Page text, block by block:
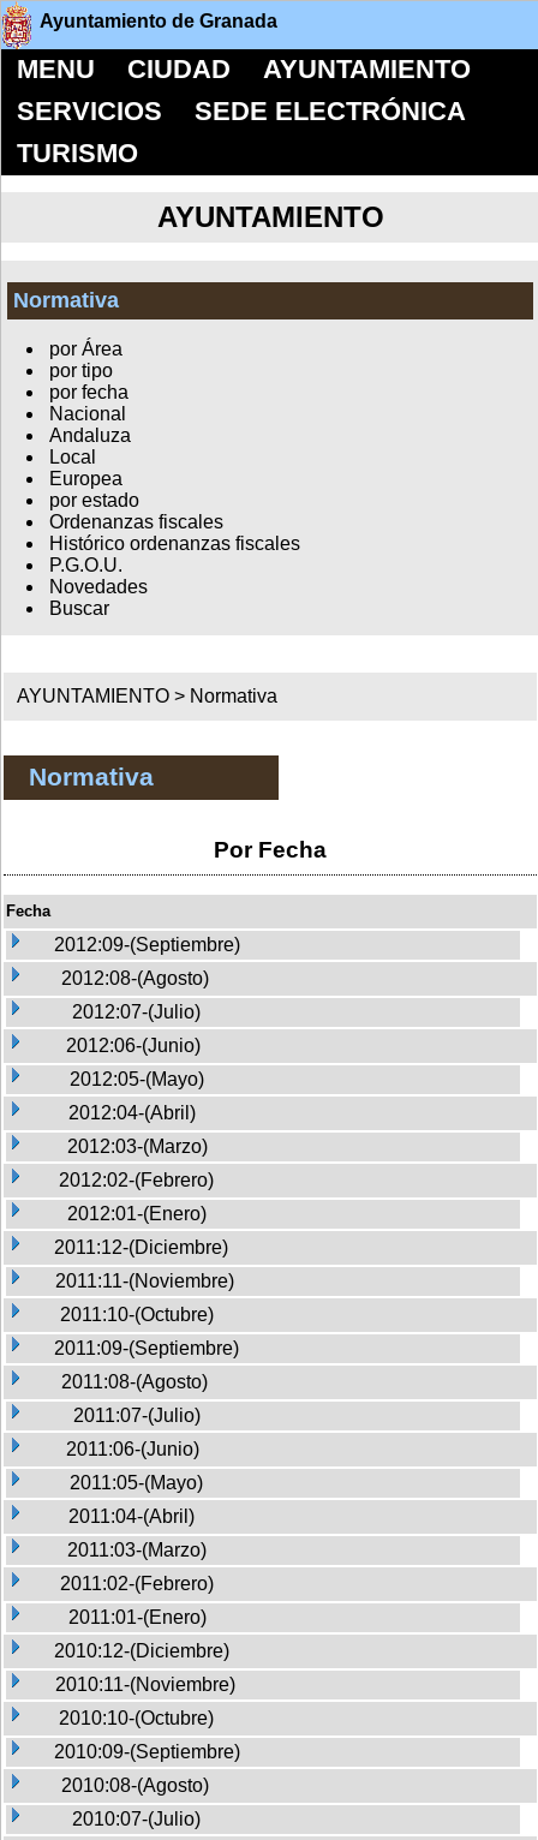
Ayuntamiento de Granada
MENU CIUDAD
AYUNTAMIENTO
SERVICIOS
SEDE ELECTRÓNICA
TURISMO
AYUNTAMIENTO
Normativa
por Área
por tipo
por fecha
Nacional
Andaluza
Local
Europea
por estado
Ordenanzas fiscales
Histórico ordenanzas fiscales
P.G.O.U.
Novedades
Buscar
AYUNTAMIENTO > Normativa
Normativa
Por Fecha
Fecha
2012:09-(Septiembre)
2012:08-(Agosto)
2012:07-(Julio)
2012:06-(Junio)
2012:05-(Mayo)
2012:04-(Abril)
2012:03-(Marzo)
2012:02-(Febrero)
2012:01-(Enero)
2011:12-(Diciembre)
2011:11-(Noviembre)
2011:10-(Octubre)
2011:09-(Septiembre)
2011:08-(Agosto)
2011:07-(Julio)
2011:06-(Junio)
2011:05-(Mayo)
2011:04-(Abril)
2011:03-(Marzo)
2011:02-(Febrero)
2011:01-(Enero)
2010:12-(Diciembre)
2010:11-(Noviembre)
2010:10-(Octubre)
2010:09-(Septiembre)
2010:08-(Agosto)
2010:07-(Julio)